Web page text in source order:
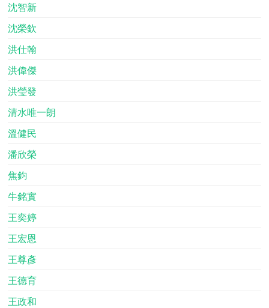
沈智新
沈榮欽
洪仕翰
洪偉傑
洪瑩發
清水唯一朗
溫健民
潘欣榮
焦鈞
牛銘實
王奕婷
王宏恩
王尊彥
王德育
王政和